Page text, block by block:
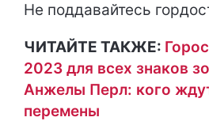
Не поддавайтесь
ЧИТАЙТЕ ТАКЖЕ:
2023 для всех знаков
Анжелы Перл: кого
перемены